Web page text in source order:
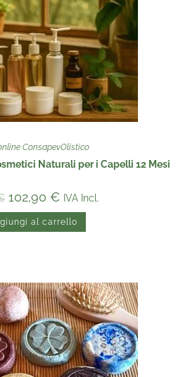
ConsapevOlistico
Naturali per i Capelli 12 Mesi
102,90 € IVA Incl.
al carrello